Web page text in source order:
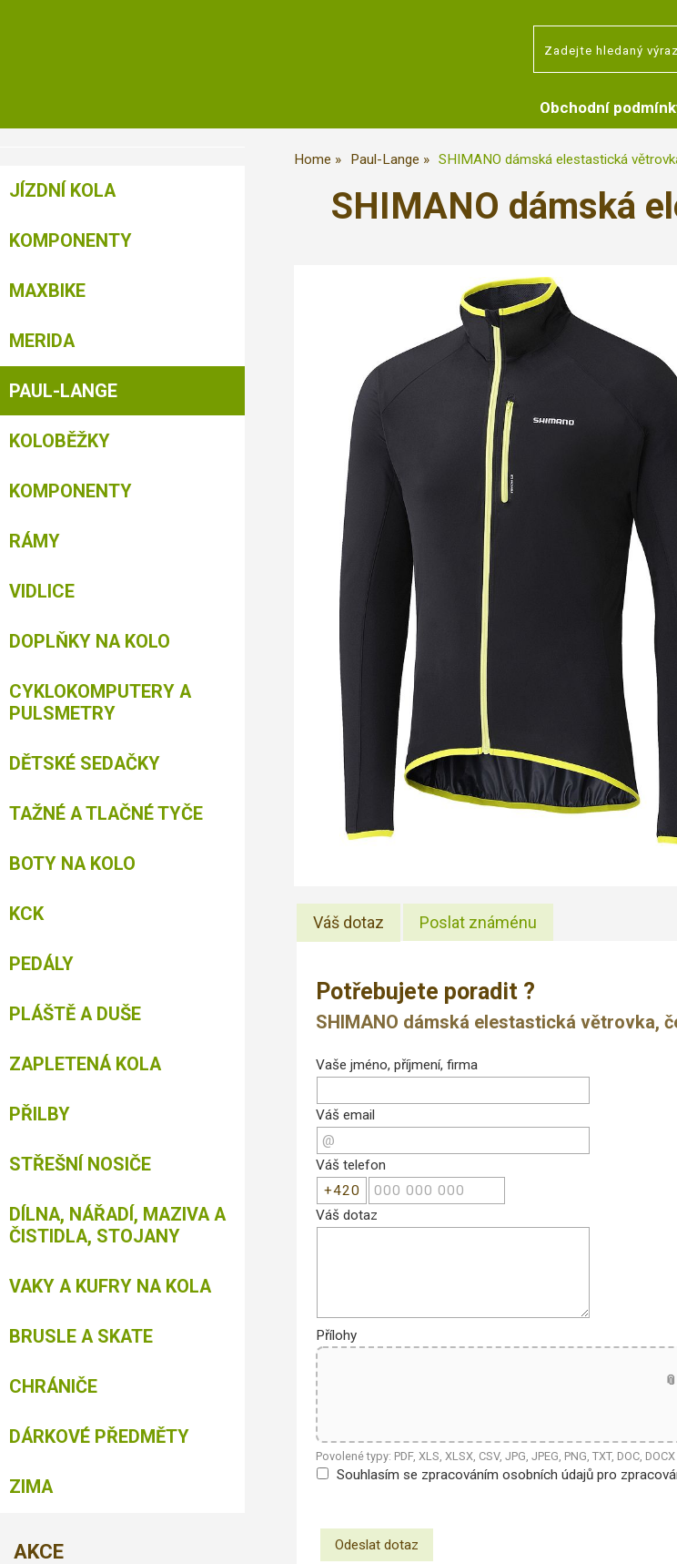
Obchodní
Home Paul-Lange SHIMANO dámská elestastická
SHIMANO dámská
Váš dotaz Poslat známénu
Potřebujete poradit ?
SHIMANO dámská elestastická větrovka,
Vaše jméno, příjmení, firma
Váš email
Váš telefon
Váš dotaz
Přílohy
Povolené typy: PDF, XLS, XLSX, CSV, JPG, JPEG, PNG, TXT, DOC,
Souhlasím se zpracováním osobních údajů pro
JÍZDNÍ KOLA
KOMPONENTY
MAXBIKE
MERIDA
PAUL-LANGE
KOLOBĚŽKY
KOMPONENTY
RÁMY
VIDLICE
DOPLŇKY NA KOLO
CYKLOKOMPUTERY A
PULSMETRY
DĚTSKÉ SEDAČKY
TAŽNÉ A TLAČNÉ TYČE
BOTY NA KOLO
KCK
PEDÁLY
PLÁŠTĚ A DUŠE
ZAPLETENÁ KOLA
PŘILBY
STŘEŠNÍ NOSIČE
DÍLNA, NÁŘADÍ, MAZIVA A
ČISTIDLA, STOJANY
VAKY A KUFRY NA KOLA
BRUSLE A SKATE
CHRÁNIČE
DÁRKOVÉ PŘEDMĚTY
ZIMA
AKCE